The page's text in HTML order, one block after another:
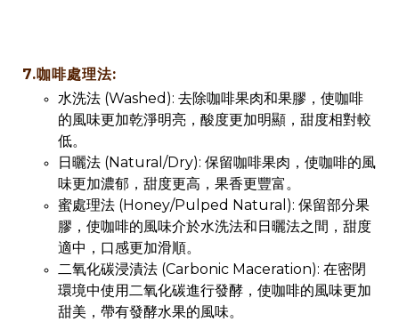
7.咖啡處理法:
水洗法 (Washed): 去除咖啡果肉和果膠，使咖啡
的風味更加乾淨明亮，酸度更加明顯，甜度相對較
低。
日曬法 (Natural/Dry): 保留咖啡果肉，使咖啡的風
味更加濃郁，甜度更高，果香更豐富。
蜜處理法 (Honey/Pulped Natural): 保留部分果
膠，使咖啡的風味介於水洗法和日曬法之間，甜度
適中，口感更加滑順。
二氧化碳浸漬法 (Carbonic Maceration): 在密閉
環境中使用二氧化碳進行發酵，使咖啡的風味更加
甜美，帶有發酵水果的風味。